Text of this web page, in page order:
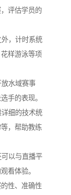
评估学员的
，计时系统
样游泳等项
水域赛事
手的表现。
细的技术统
，帮助教练
以与直播平
看体验。
性、准确性